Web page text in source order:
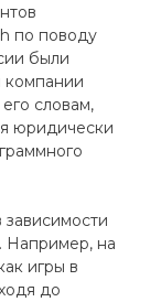
по поводу
были
словам,
юридически
Например, на
игры в
до